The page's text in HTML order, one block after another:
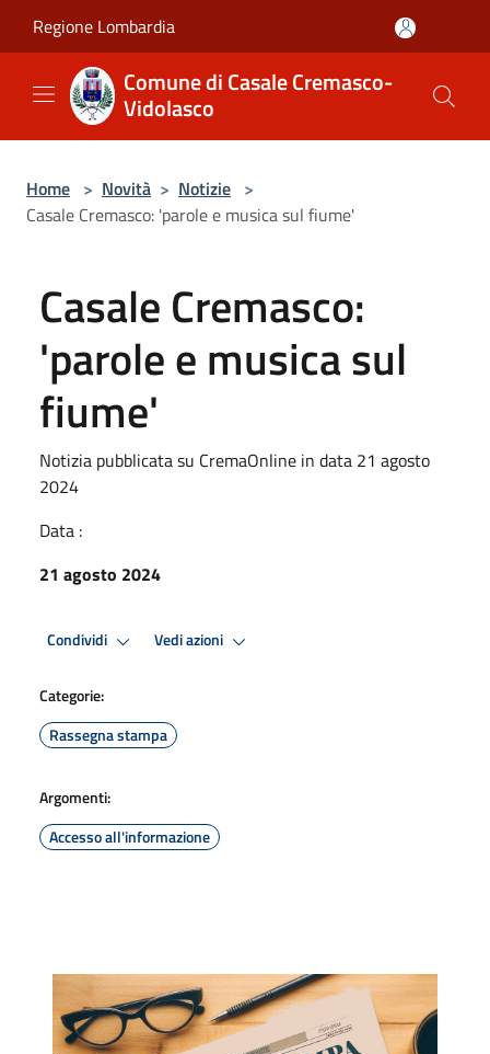
Regione Lombardia
Comune di Casale Cremasco-
Vidolasco
Home > Novità > Notizie >
Casale Cremasco: 'parole e musica sul fiume'
Casale Cremasco:
'parole e musica sul
fiume'
Notizia pubblicata su CremaOnline in data 21 agosto
2024
Data :
21 agosto 2024
Condividi Vedi azioni
Categorie:
Rassegna stampa
Argomenti:
Accesso all'informazione